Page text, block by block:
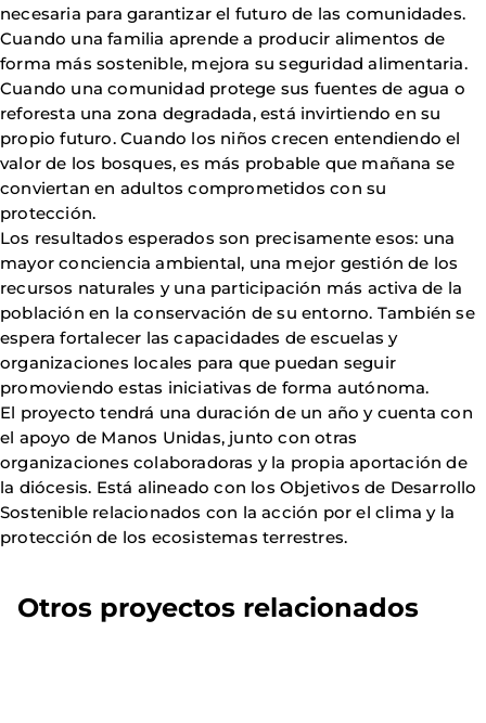
necesaria para garantizar el futuro de las comunidades.
Cuando una familia aprende a producir alimentos de
forma más sostenible, mejora su seguridad alimentaria.
Cuando una comunidad protege sus fuentes de agua o
reforesta una zona degradada, está invirtiendo en su
propio futuro. Cuando los niños crecen entendiendo el
valor de los bosques, es más probable que mañana se
conviertan en adultos comprometidos con su
protección.
Los resultados esperados son precisamente esos: una
mayor conciencia ambiental, una mejor gestión de los
recursos naturales y una participación más activa de la
población en la conservación de su entorno. También se
espera fortalecer las capacidades de escuelas y
organizaciones locales para que puedan seguir
promoviendo estas iniciativas de forma autónoma.
El proyecto tendrá una duración de un año y cuenta con
el apoyo de Manos Unidas, junto con otras
organizaciones colaboradoras y la propia aportación de
la diócesis. Está alineado con los Objetivos de Desarrollo
Sostenible relacionados con la acción por el clima y la
protección de los ecosistemas terrestres.
Otros proyectos relacionados